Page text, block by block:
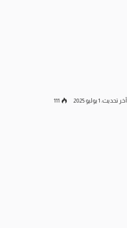
آخر تحديث: 1 يوليو 2025 111